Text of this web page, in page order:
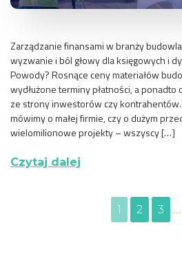
Zarządzanie finansami w branży
wyzwanie i ból głowy dla księgowych i
Powody? Rosnące ceny materiałów
wydłużone terminy płatności, a ponadto
ze strony inwestorów czy kontrahentów.
mówimy o małej firmie, czy o dużym
wielomilionowe projekty – wszyscy […]
Czytaj dalej
1 2 3